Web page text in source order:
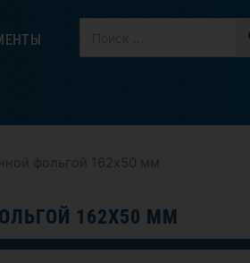
фольгой 162х50 мм
162Х50 ММ